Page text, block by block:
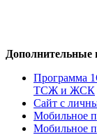
Программа
ТСЖ и ЖСК
Сайт с
Мобильное
Мобильное